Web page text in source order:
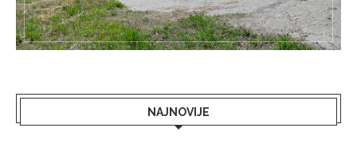
NAJNOVIJE